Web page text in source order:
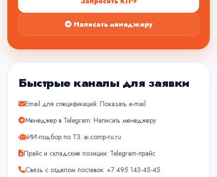
Написать менеджеру
Быстрые каналы для заявки
Email для спецификаций: Показать e-mail
Менеджер в Telegram: Написать менеджеру
ИИ-подбор по ТЗ: ai.comp-ru.ru
Прайс и складские позиции: Telegram-прайс
Связь с отделом поставок: +7 495 143-45-45